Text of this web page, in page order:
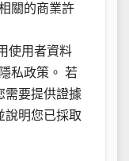
關的商業許
使用者資料
私政策。 若
需要提供證據
說明您已採取